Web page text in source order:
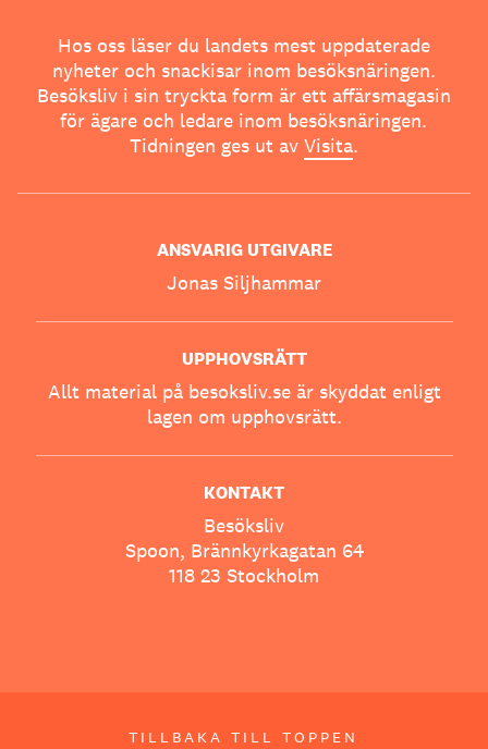
Hos oss läser du landets mest uppdaterade
nyheter och snackisar inom besöksnäringen.
Besöksliv i sin tryckta form är ett affärsmagasin
för ägare och ledare inom besöksnäringen.
Tidningen ges ut av Visita.
ANSVARIG UTGIVARE
Jonas Siljhammar
UPPHOVSRÄTT
Allt material på besoksliv.se är skyddat enligt
lagen om upphovsrätt.
KONTAKT
Besöksliv
Spoon, Brännkyrkagatan 64
118 23 Stockholm
TILLBAKA TILL TOPPEN